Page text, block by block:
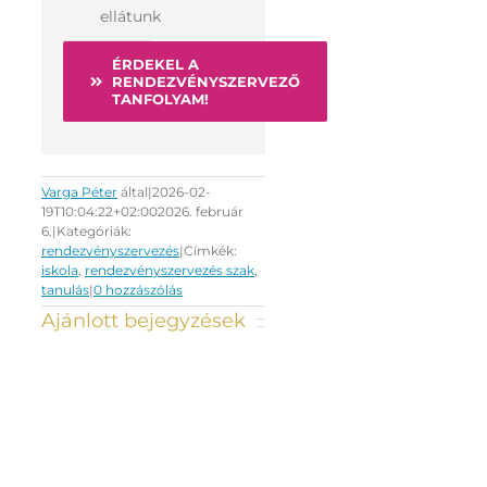
ellátunk
ÉRDEKEL A
RENDEZVÉNYSZERVEZŐ
TANFOLYAM!
Varga Péter által|2026-02-
19T10:04:22+02:002026. február
6.| Kategóriák:
rendezvényszervezés|Címkék:
iskola, rendezvényszervezés szak,
tanulás|0 hozzászólás
Ajánlott bejegyzések